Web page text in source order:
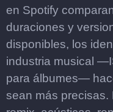
en Spotify
duraciones y
disponibles, los
industria musical
para álbumes—
sean más precisas.